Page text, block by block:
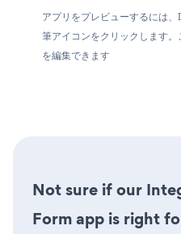
アプリをプレビューするには
筆アイコンをクリックします
を編集できます
Not sure if our
Form app is right